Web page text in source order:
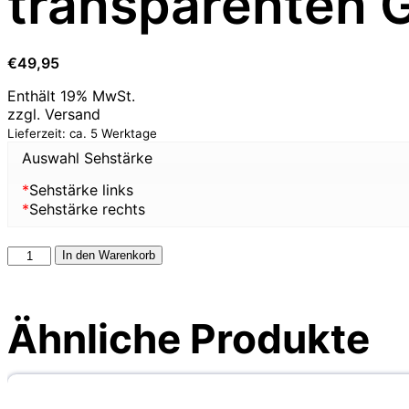
€49,95
Enthält 19% MwSt.
zzgl. Versand
Lieferzeit: ca. 5 Werktage
Auswahl Sehstärke
*Sehstärke links
*Sehstärke rechts
In den Warenkorb
Ähnliche Produkte